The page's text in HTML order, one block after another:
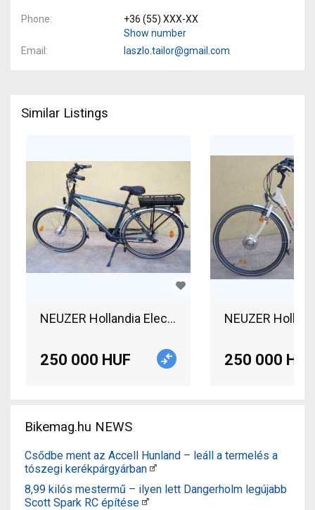
Phone
+36 (55) XXX-XX
Show number
Email
laszlo.tailor@gmail.com
Similar Listings
NEUZER Hollandia Electric City / Cruiser / Urban
250 000 HUF
NEUZER
250 000 HUF
Bikemag.hu NEWS
Csődbe ment az Accell Hunland – leáll a termelés a
tószegi kerékpárgyárban
8,99 kilós mestermű – ilyen lett Dangerholm legújabb
Scott Spark RC építése